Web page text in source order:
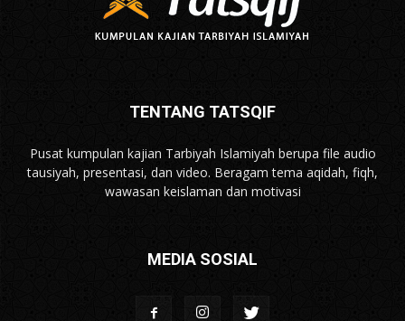
TENTANG TATSQIF
Pusat kumpulan kajian Tarbiyah Islamiyah berupa file audio
tausiyah, presentasi, dan video. Beragam tema aqidah, fiqh,
wawasan keislaman dan motivasi
MEDIA SOSIAL